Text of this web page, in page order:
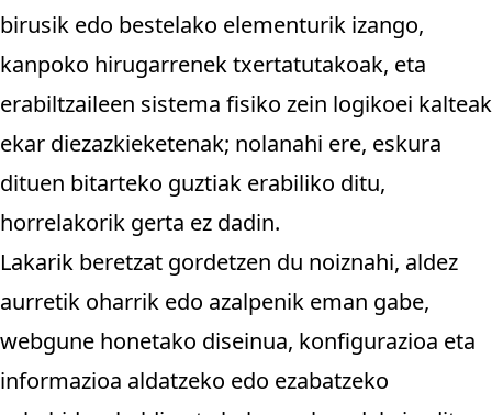
birusik edo bestelako elementurik izango,
kanpoko hirugarrenek txertatutakoak, eta
erabiltzaileen sistema fisiko zein logikoei kalteak
ekar diezazkieketenak; nolanahi ere, eskura
dituen bitarteko guztiak erabiliko ditu,
horrelakorik gerta ez dadin.
Lakarik beretzat gordetzen du noiznahi, aldez
aurretik oharrik edo azalpenik eman gabe,
webgune honetako diseinua, konfigurazioa eta
informazioa aldatzeko edo ezabatzeko